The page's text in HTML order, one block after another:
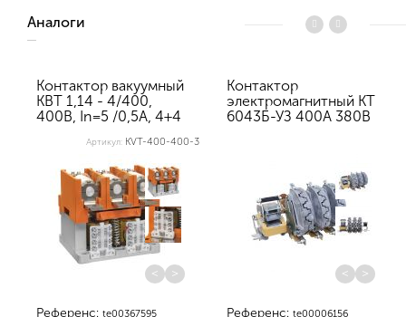
Аналоги
Контактор вакуумный
КВТ 1,14 - 4/400,
400В, In=5 /0,5A, 4+4
Артикул: KVT-400-400-3
< >
Референс: te00367595
Контактор
электромагнитный КТ
6043Б-УЗ 400А 380В
< >
Референс: te00006156